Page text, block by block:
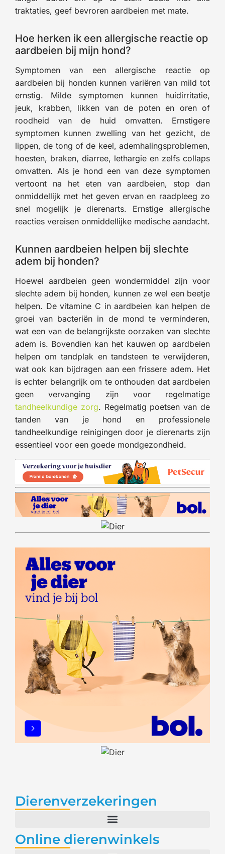
traktaties, geef bevroren aardbeien met mate.
Hoe herken ik een allergische reactie op
aardbeien bij mijn hond?
Symptomen van een allergische reactie op
aardbeien bij honden kunnen variëren van mild tot
ernstig. Milde symptomen kunnen huidirritatie,
jeuk, krabben, likken van de poten en oren of
roodheid van de huid omvatten. Ernstigere
symptomen kunnen zwelling van het gezicht, de
lippen, de tong of de keel, ademhalingsproblemen,
hoesten, braken, diarree, lethargie en zelfs collaps
omvatten. Als je hond een van deze symptomen
vertoont na het eten van aardbeien, stop dan
onmiddellijk met het geven ervan en raadpleeg zo
snel mogelijk je dierenarts. Ernstige allergische
reacties vereisen onmiddellijke medische aandacht.
Kunnen aardbeien helpen bij slechte
adem bij honden?
Hoewel aardbeien geen wondermiddel zijn voor
slechte adem bij honden, kunnen ze wel een beetje
helpen. De vitamine C in aardbeien kan helpen de
groei van bacteriën in de mond te verminderen,
wat een van de belangrijkste oorzaken van slechte
adem is. Bovendien kan het kauwen op aardbeien
helpen om tandplak en tandsteen te verwijderen,
wat ook kan bijdragen aan een frissere adem. Het
is echter belangrijk om te onthouden dat aardbeien
geen vervanging zijn voor regelmatige
tandheelkundige zorg. Regelmatig poetsen van de
tanden van je hond en professionele
tandheelkundige reinigingen door je dierenarts zijn
essentieel voor een goede mondgezondheid.
Dierenverzekeringen
Online dierenwinkels